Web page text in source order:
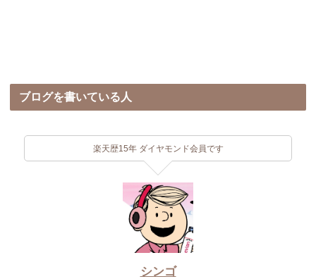
ブログを書いている人
楽天歴15年 ダイヤモンド会員です
シンゴ